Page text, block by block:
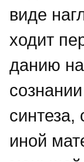
виде
ходит
данию
иной